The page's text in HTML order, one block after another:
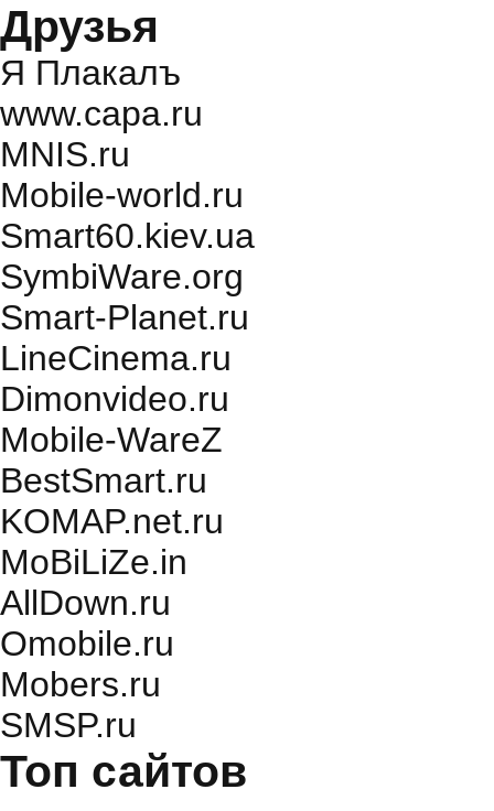
Друзья
Я Плакалъ
www.capa.ru
MNIS.ru
Mobile-world.ru
Smart60.kiev.ua
SymbiWare.org
Smart-Planet.ru
LineCinema.ru
Dimonvideo.ru
Mobile-WareZ
BestSmart.ru
KOMAP.net.ru
MoBiLiZe.in
AllDown.ru
Оmobile.ru
Mobers.ru
SMSP.ru
Топ сайтов